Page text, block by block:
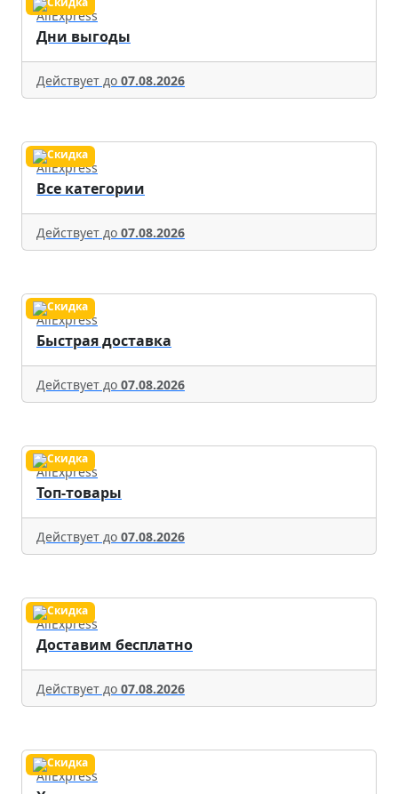
AliExpress
Дни выгоды
Действует до 07.08.2026
AliExpress
Все категории
Действует до 07.08.2026
AliExpress
Быстрая доставка
Действует до 07.08.2026
AliExpress
Топ-товары
Действует до 07.08.2026
AliExpress
Доставим бесплатно
Действует до 07.08.2026
AliExpress